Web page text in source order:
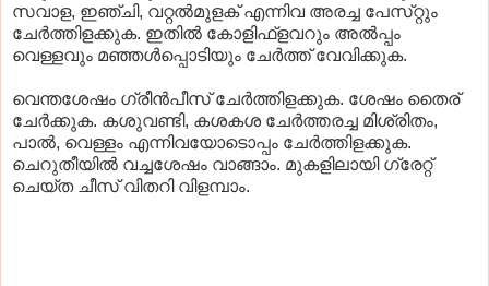
സവാള, ഇഞ്ചി, വറ്റല്‍മുളക്‌ എന്നിവ അരച്ച പേസ്‌റ്റും
ചേര്‍ത്തിളക്കുക. ഇതില്‍ കോളിഫ്‌ളവറും അല്‍പ്പം
വെള്ളവും മഞ്ഞള്‍പ്പൊടിയും ചേര്‍ത്ത്‌ വേവിക്കുക.
വെന്തശേഷം ഗ്രീന്‍പീസ്‌ ചേര്‍ത്തിളക്കുക. ശേഷം തൈര്‌
ചേര്‍ക്കുക. കശുവണ്ടി, കശകശ ചേര്‍ത്തരച്ച മിശ്രിതം,
പാല്‍, വെള്ളം എന്നിവയോടൊപ്പം ചേര്‍ത്തിളക്കുക.
ചെറുതീയില്‍ വച്ചശേഷം വാങ്ങാം. മുകളിലായി ഗ്രേറ്റ്‌
ചെയ്‌ത ചീസ്‌ വിതറി വിളമ്പാം.